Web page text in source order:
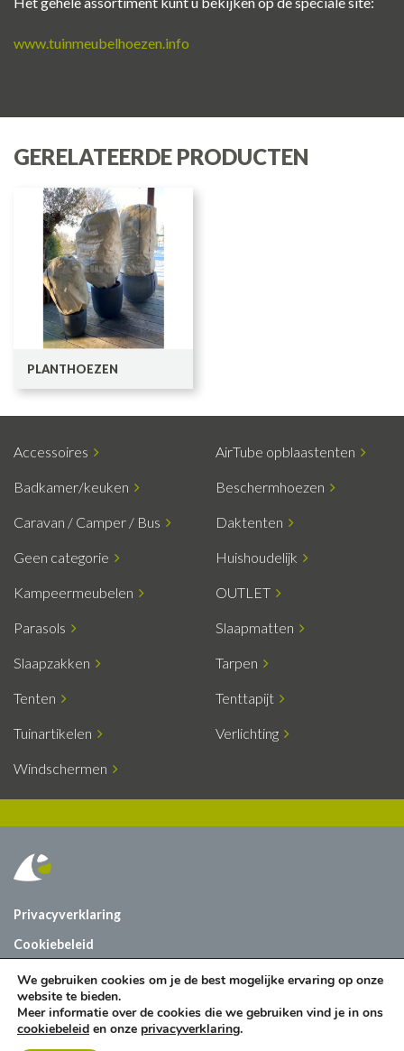
www.tuinmeubelhoezen.info
GERELATEERDE PRODUCTEN
PLANTHOEZEN
Accessoires AirTube opblaastenten
Badkamer/keuken Beschermhoezen
Caravan / Camper / Bus Daktenten
Geen categorie Huishoudelijk
Kampeermeubelen OUTLET
Parasols Slaapmatten
Slaapzakken Tarpen
Tenten Tenttapijt
Tuinartikelen Verlichting
Windschermen
Privacyverklaring
Cookiebeleid
Vacatures
Contact
We gebruiken cookies om je de best mogelijke ervaring op onze
website te bieden.
Meer informatie over de cookies die we gebruiken vind je in ons
cookiebeleid en onze privacyverklaring.